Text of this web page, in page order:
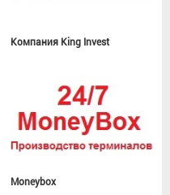
Компания King Invest
Moneybox